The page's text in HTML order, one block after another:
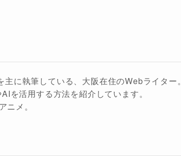
に執筆している、大阪在住のWebライター。
を活用する方法を紹介しています。
ニメ。